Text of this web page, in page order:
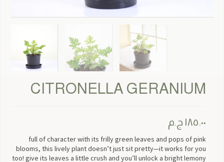
CITRONELLA GERANIUM
١٨٥.٠٠ ج.م
full of character with its frilly green leaves and pops of pink
blooms, this lively plant doesn’t just sit pretty—it works for you
too! give its leaves a little crush and you’ll unlock a bright lemony